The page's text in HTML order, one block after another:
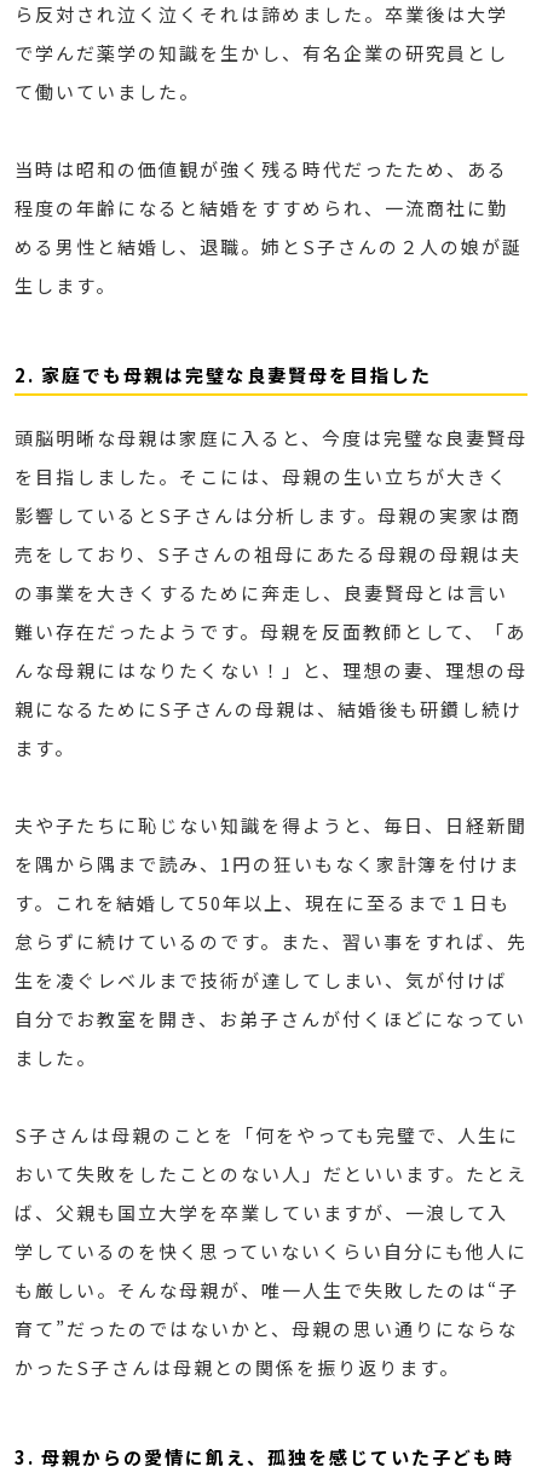
ら反対され泣く泣くそれは諦めました。卒業後は大学
で学んだ薬学の知識を生かし、有名企業の研究員とし
て働いていました。
当時は昭和の価値観が強く残る時代だったため、ある
程度の年齢になると結婚をすすめられ、一流商社に勤
める男性と結婚し、退職。姉とS子さんの２人の娘が誕
生します。
2. 家庭でも母親は完璧な良妻賢母を目指した
頭脳明晰な母親は家庭に入ると、今度は完璧な良妻賢母
を目指しました。そこには、母親の生い立ちが大きく
影響しているとS子さんは分析します。母親の実家は商
売をしており、S子さんの祖母にあたる母親の母親は夫
の事業を大きくするために奔走し、良妻賢母とは言い
難い存在だったようです。母親を反面教師として、「あ
んな母親にはなりたくない！」と、理想の妻、理想の母
親になるためにS子さんの母親は、結婚後も研鑽し続け
ます。
夫や子たちに恥じない知識を得ようと、毎日、日経新聞
を隅から隅まで読み、1円の狂いもなく家計簿を付けま
す。これを結婚して50年以上、現在に至るまで１日も
怠らずに続けているのです。また、習い事をすれば、先
生を凌ぐレベルまで技術が達してしまい、気が付けば
自分でお教室を開き、お弟子さんが付くほどになってい
ました。
S子さんは母親のことを「何をやっても完璧で、人生に
おいて失敗をしたことのない人」だといいます。たとえ
ば、父親も国立大学を卒業していますが、一浪して入
学しているのを快く思っていないくらい自分にも他人に
も厳しい。そんな母親が、唯一人生で失敗したのは“子
育て”だったのではないかと、母親の思い通りにならな
かったS子さんは母親との関係を振り返ります。
3. 母親からの愛情に飢え、孤独を感じていた子ども時